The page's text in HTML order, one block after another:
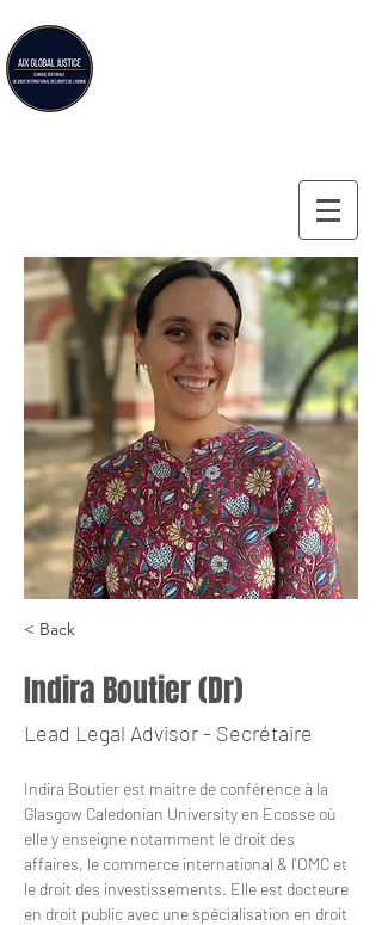
< Back
Indira Boutier (Dr)
Lead Legal Advisor - Secrétaire
Indira Boutier est maitre de conférence à la
Glasgow Caledonian University en Ecosse où
elle y enseigne notamment le droit des
affaires, le commerce international & l'OMC et
le droit des investissements. Elle est docteure
en droit public avec une spécialisation en droit